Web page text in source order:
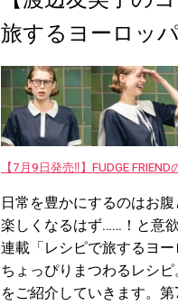
旅するヨーロッパ
【7月9日発売‼︎】FUDGE
日常を豊かにするのはお
楽しくなるはず……！と意
連載「レシピで旅するヨ
ちょっぴりまつわるレシ
をご紹介していきます。